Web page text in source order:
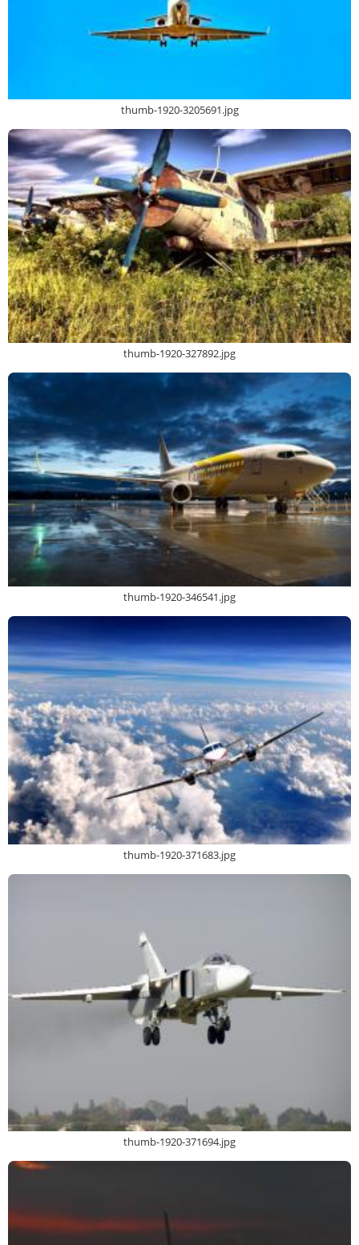
thumb-1920-3205691.jpg
thumb-1920-327892.jpg
thumb-1920-346541.jpg
thumb-1920-371683.jpg
thumb-1920-371694.jpg